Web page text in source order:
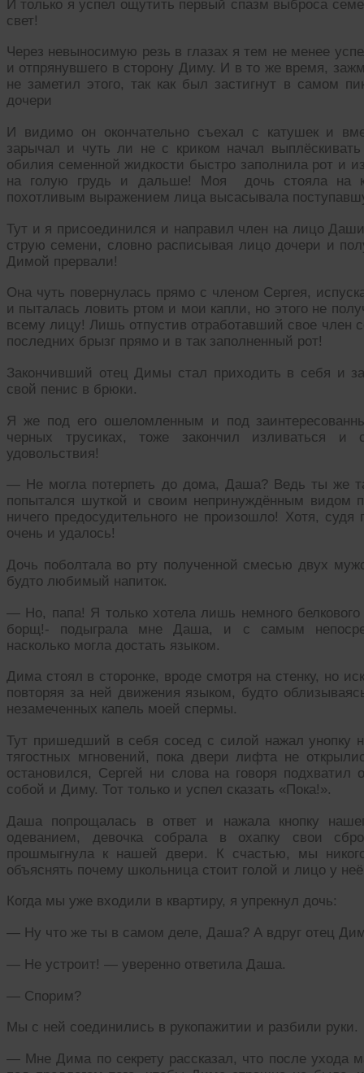
И только я успел ощутить первый спазм выброса
свет!
Через невыносимую резь в глазах я тем не менее
и отпрянувшего в сторону Диму. И в то же время,
не заметил этого, так как был застигнут в самом
дочери
И видимо он окончательно съехал с катушек и
зарычал и чуть ли не с криком начал
обилия семенной жидкости быстро заполнила рот и
на голую грудь и дальше! Моя дочь стояла на
похотливым выражением лица высасывала
Тут и я присоединился и направил член на лицо
струю семени, словно расписывая лицо дочери и
Димой прервали!
Она чуть повернулась прямо с членом Сергея,
и пыталась ловить ртом и мои капли, но этого не
всему лицу! Лишь отпустив отработавший свое член
последних брызг прямо и в так заполненный рот!
Закончивший отец Димы стал приходить в себя и
свой пенис в брюки.
Я же под его ошеломленным и под
черных трусиках, тоже закончил изливаться и
удовольствия!
— Не могла потерпеть до дома, Даша? Ведь ты же
попытался шуткой и своим непринуждённым видом
ничего предосудительного не произошло! Хотя,
очень и удалось!
Дочь поболтала во рту полученной смесью двух
будто любимый напиток.
— Но, папа! Я только хотела лишь немного
борщ!- подыграла мне Даша, и с самым
насколько могла достать языком.
Дима стоял в сторонке, вроде смотря на стенку, но
повторяя за ней движения языком, будто
незамеченных капель моей спермы.
Тут пришедший в себя сосед с силой нажал унопку
тягостных мгновений, пока двери лифта не
остановился, Сергей ни слова на говоря
собой и Диму. Тот только и успел сказать «Пока!».
Даша попрощалась в ответ и нажала кнопку
одеванием, девочка собрала в охапку свои
прошмыгнула к нашей двери. К счастью, мы
объяснять почему школьница стоит голой и лицо у
Когда мы уже входили в квартиру, я упрекнул дочь:
— Ну что же ты в самом деле, Даша? А вдруг отец
— Не устроит! — уверенно ответила Даша.
— Спорим?
Мы с ней соединились в рукопажитии и разбили руки.
— Мне Дима по секрету рассказал, что после ухода